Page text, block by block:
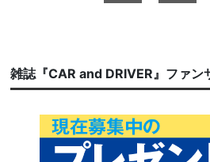
雑誌『CAR and DRIVER』ファン